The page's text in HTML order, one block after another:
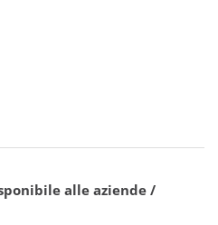
alle aziende /